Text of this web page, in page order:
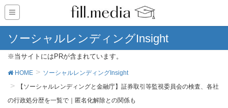
ソーシャルレンディングInsight
※当サイトにはPRが含まれています。
HOME
ソーシャルレンディングInsight
【ソーシャルレンディングと金融庁】証券取引等監視委員会の検査、各社
の行政処分歴を一覧で｜匿名化解除との関係も